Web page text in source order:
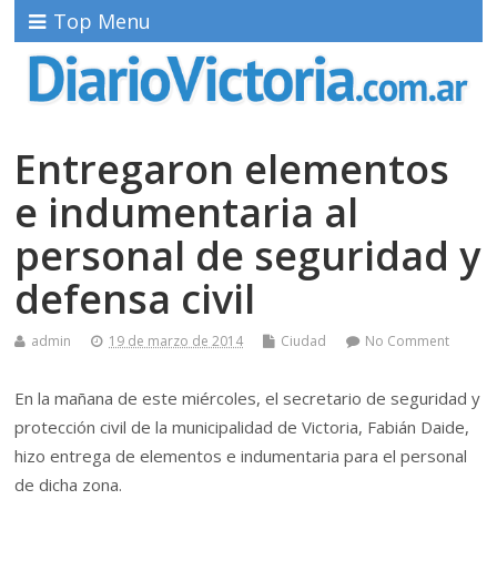
Top Menu
Entregaron elementos
e indumentaria al
personal de seguridad y
defensa civil
admin 19 de marzo de 2014 Ciudad No Comment
En la mañana de este miércoles, el secretario de seguridad y
protección civil de la municipalidad de Victoria, Fabián Daide,
hizo entrega de elementos e indumentaria para el personal
de dicha zona.